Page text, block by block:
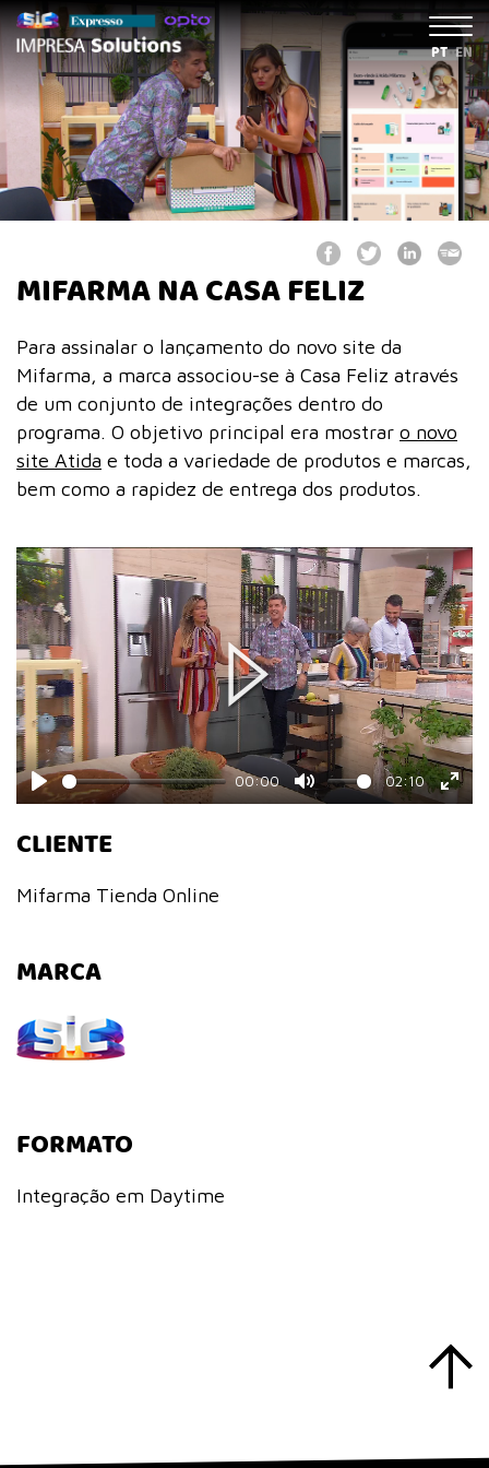
PT EN
MIFARMA NA CASA FELIZ
Para assinalar o lançamento do novo site da
Mifarma, a marca associou-se à Casa Feliz através
de um conjunto de integrações dentro do
programa. O objetivo principal era mostrar o novo
site Atida e toda a variedade de produtos e marcas,
bem como a rapidez de entrega dos produtos.
Play
00:00
Mute
02:10
Play
CLIENTE
Mifarma Tienda Online
MARCA
FORMATO
Integração em Daytime